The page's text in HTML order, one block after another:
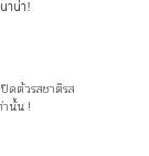
าน่า!
ดตัวรสชาติรส
นั้น !